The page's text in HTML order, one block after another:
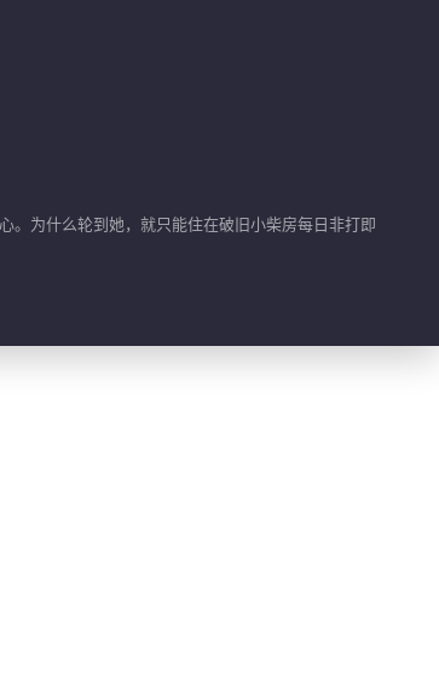
妹妹下战帖
。为什么轮到她，就只能住在破旧小柴房每日非打即